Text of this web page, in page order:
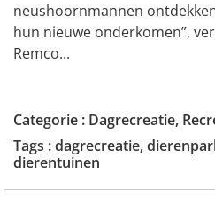
neushoornmannen
hun nieuwe onderkomen”,
Remco...
Categorie : Dagrecreatie,
Tags :dagrecreatie,
dierentuinen